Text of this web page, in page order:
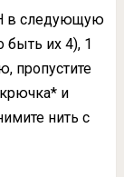
в следующую
их 4), 1
пропустите
и
нить с